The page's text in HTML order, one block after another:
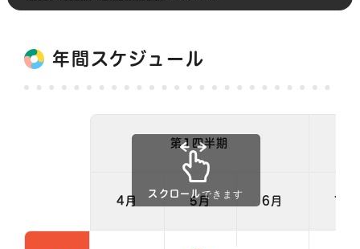
年間スケジュール
第1四半期
4月 5月 6月 7月
スクロールできます